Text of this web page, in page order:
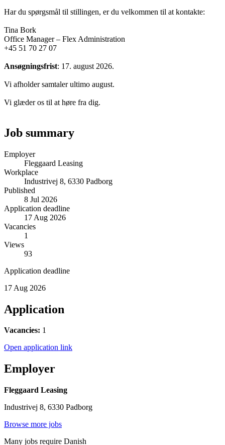
Har du spørgsmål til stillingen, er du velkommen til at kontakte:
Tina Bork
Office Manager – Flex Administration
+45 51 70 27 07
Ansøgningsfrist: 17. august 2026.
Vi afholder samtaler ultimo august.
Vi glæder os til at høre fra dig.
Job summary
Employer
Fleggaard Leasing
Workplace
Industrivej 8, 6330 Padborg
Published
8 Jul 2026
Application deadline
17 Aug 2026
Vacancies
1
Views
93
Application deadline
17 Aug 2026
Application
Vacancies: 1
Open application link
Employer
Fleggaard Leasing
Industrivej 8, 6330 Padborg
Browse more jobs
Many jobs require Danish